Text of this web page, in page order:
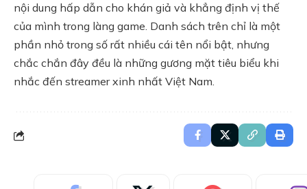
nội dung hấp dẫn cho khán giả và khẳng định vị thế
của mình trong làng game. Danh sách trên chỉ là một
phần nhỏ trong số rất nhiều cái tên nổi bật, nhưng
chắc chắn đây đều là những gương mặt tiêu biểu khi
nhắc đến streamer xinh nhất Việt Nam.